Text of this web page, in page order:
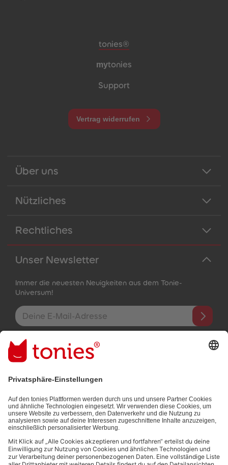
Meta-Navigation Footer
tonies®
mytonies
Support
Vertrag widerrufen
Über uns
Nützliches
Rechtliches
Unser Newsletter
Immer die neuesten Neuigkeiten aus dem Tonie-
Universum!
E-Mail-Addresse
Mit dem Absenden abonnierst du unseren E-Mail-Newsletter, der
auf den von dir bereitgestellten Informationen (z.B. Account-
informationen) und den von dir zu Werbezwecken bereitgestellten
Datenschutzbestimmungen.
Bezahlmethoden: